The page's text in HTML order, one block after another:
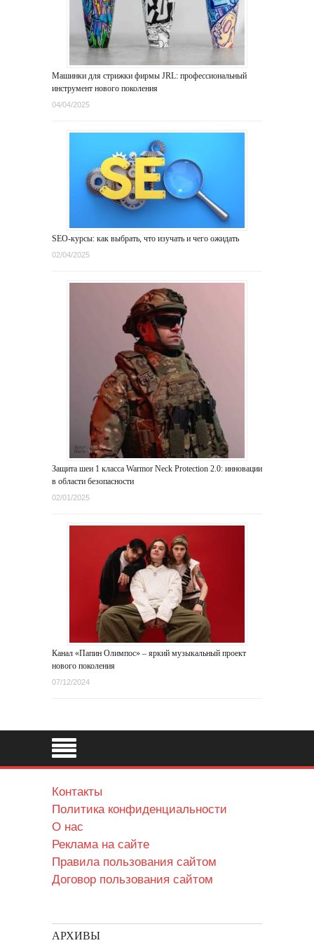
Машинки для стрижки фирмы JRL: профессиональный
инструмент нового поколения
04/04/2025
SEO-курсы: как выбрать, что изучать и чего ожидать
02/04/2025
Защита шеи 1 класса Warmor Neck Protection 2.0: инновации
в области безопасности
02/01/2025
Канал «Папин Олимпос» – яркий музыкальный проект
нового поколения
07/12/2024
Контакты
Политика конфиденциальности
О нас
Реклама на сайте
Правила пользования сайтом
Договор пользования сайтом
АРХИВЫ